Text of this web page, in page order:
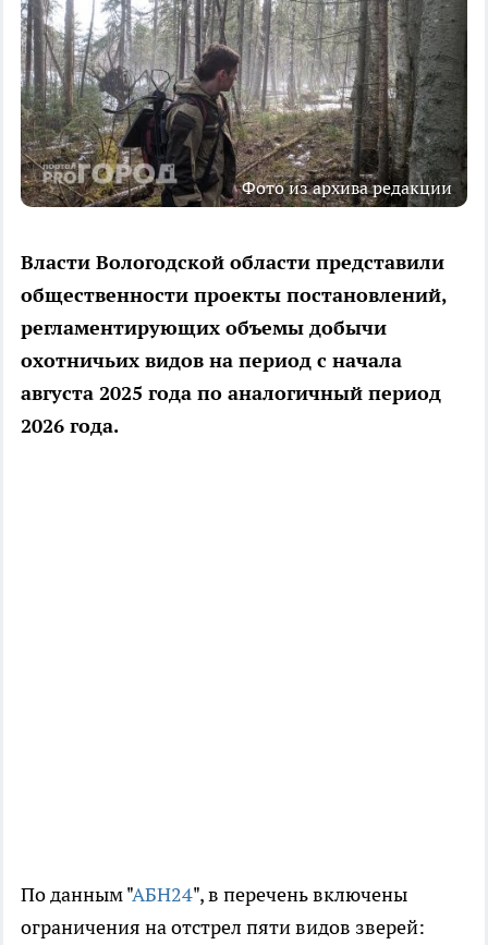
Фото из архива редакции
Власти Вологодской области представили
общественности проекты постановлений,
регламентирующих объемы добычи
охотничьих видов на период с начала
августа 2025 года по аналогичный период
2026 года.
По данным "АБН24", в перечень включены
ограничения на отстрел пяти видов зверей: